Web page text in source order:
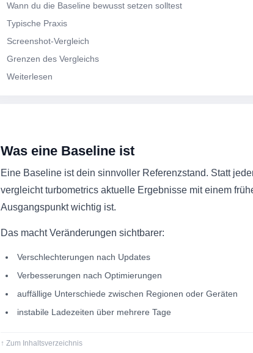
Wann du die Baseline bewusst setzen solltest
Typische Praxis
Screenshot-Vergleich
Grenzen des Vergleichs
Weiterlesen
Was eine Baseline ist
Eine Baseline ist dein sinnvoller Referenzstand. Statt
vergleicht turbometrics aktuelle Ergebnisse mit einem
Ausgangspunkt wichtig ist.
Das macht Veränderungen sichtbarer:
Verschlechterungen nach Updates
Verbesserungen nach Optimierungen
auffällige Unterschiede zwischen Regionen oder Geräten
instabile Ladezeiten über mehrere Tage
↑ Zum Inhaltsverzeichnis